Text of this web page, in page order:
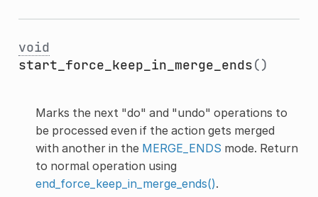
void
start_force_keep_in_merge_ends()
Marks the next "do" and "undo" operations to
be processed even if the action gets merged
with another in the MERGE_ENDS mode. Return
to normal operation using
end_force_keep_in_merge_ends().